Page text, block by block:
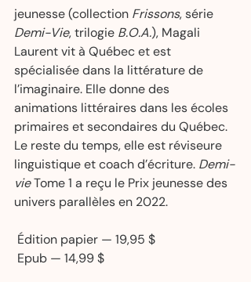
jeunesse (collection Frissons, série
Demi-Vie, trilogie B.O.A.), Magali
Laurent vit à Québec et est
spécialisée dans la littérature de
l’imaginaire. Elle donne des
animations littéraires dans les écoles
primaires et secondaires du Québec.
Le reste du temps, elle est réviseure
linguistique et coach d’écriture. Demi-
vie Tome 1 a reçu le Prix jeunesse des
univers parallèles en 2022.
Édition papier — 19,95 $
Epub — 14,99 $